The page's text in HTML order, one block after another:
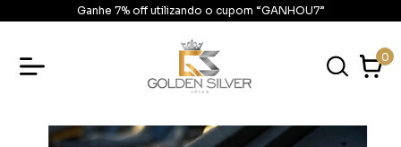
Ganhe 7% off utilizando o cupom “GANHOU7”
0